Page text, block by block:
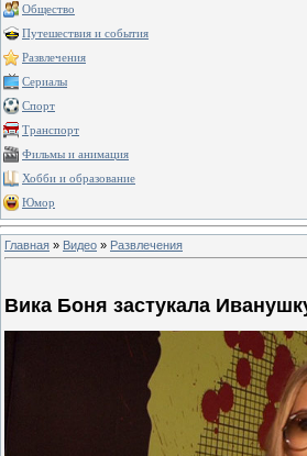
Общество
Путешествия и события
Развлечения
Сериалы
Спорт
Транспорт
Фильмы и анимация
Хобби и образование
Юмор
Главная » Видео » Развлечения
Вика Боня застукала